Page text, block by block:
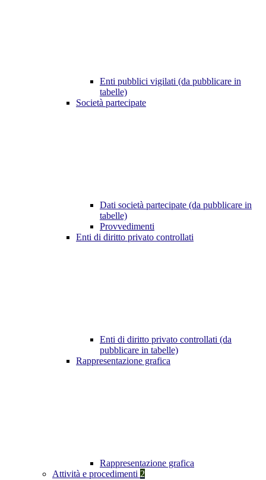
Enti pubblici vigilati (da pubblicare in
tabelle)
Società partecipate
Dati società partecipate (da pubblicare in
tabelle)
Provvedimenti
Enti di diritto privato controllati
Enti di diritto privato controllati (da
pubblicare in tabelle)
Rappresentazione grafica
Rappresentazione grafica
Attività e procedimenti 2